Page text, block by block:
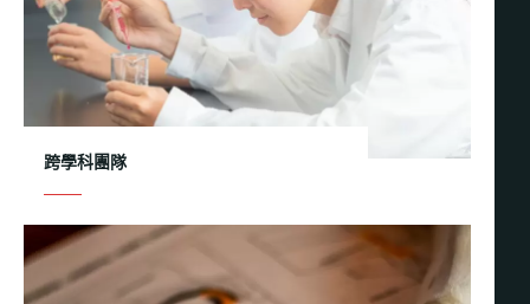
跨學科團隊